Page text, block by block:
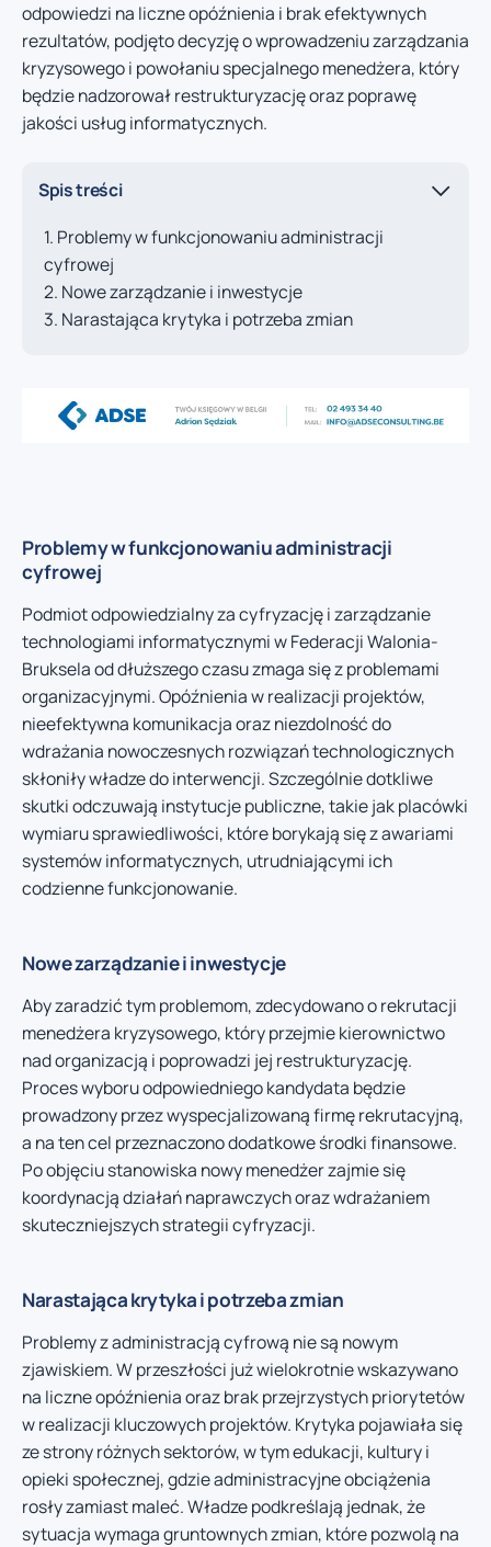
odpowiedzi na liczne opóźnienia i brak efektywnych
rezultatów, podjęto decyzję o wprowadzeniu zarządzania
kryzysowego i powołaniu specjalnego menedżera, który
będzie nadzorował restrukturyzację oraz poprawę
jakości usług informatycznych.
Spis treści
Problemy w funkcjonowaniu administracji
cyfrowej
Nowe zarządzanie i inwestycje
Narastająca krytyka i potrzeba zmian
Problemy w funkcjonowaniu administracji
cyfrowej
Podmiot odpowiedzialny za cyfryzację i zarządzanie
technologiami informatycznymi w Federacji Walonia-
Bruksela od dłuższego czasu zmaga się z problemami
organizacyjnymi. Opóźnienia w realizacji projektów,
nieefektywna komunikacja oraz niezdolność do
wdrażania nowoczesnych rozwiązań technologicznych
skłoniły władze do interwencji. Szczególnie dotkliwe
skutki odczuwają instytucje publiczne, takie jak placówki
wymiaru sprawiedliwości, które borykają się z awariami
systemów informatycznych, utrudniającymi ich
codzienne funkcjonowanie.
Nowe zarządzanie i inwestycje
Aby zaradzić tym problemom, zdecydowano o rekrutacji
menedżera kryzysowego, który przejmie kierownictwo
nad organizacją i poprowadzi jej restrukturyzację.
Proces wyboru odpowiedniego kandydata będzie
prowadzony przez wyspecjalizowaną firmę rekrutacyjną,
a na ten cel przeznaczono dodatkowe środki finansowe.
Po objęciu stanowiska nowy menedżer zajmie się
koordynacją działań naprawczych oraz wdrażaniem
skuteczniejszych strategii cyfryzacji.
Narastająca krytyka i potrzeba zmian
Problemy z administracją cyfrową nie są nowym
zjawiskiem. W przeszłości już wielokrotnie wskazywano
na liczne opóźnienia oraz brak przejrzystych priorytetów
w realizacji kluczowych projektów. Krytyka pojawiała się
ze strony różnych sektorów, w tym edukacji, kultury i
opieki społecznej, gdzie administracyjne obciążenia
rosły zamiast maleć. Władze podkreślają jednak, że
sytuacja wymaga gruntownych zmian, które pozwolą na